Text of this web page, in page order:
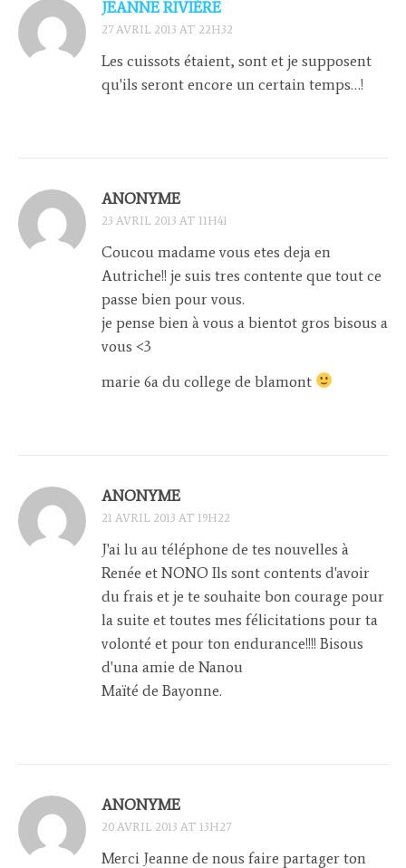
JEANNE RIVIÈRE
27 AVRIL 2013 AT 22H32
Les cuissots étaient, sont et je supposent
qu'ils seront encore un certain temps…!
ANONYME
23 AVRIL 2013 AT 11H41
Coucou madame vous etes deja en
Autriche!! je suis tres contente que tout ce
passe bien pour vous.
je pense bien à vous a bientot gros bisous a
vous <3
marie 6a du college de blamont
ANONYME
21 AVRIL 2013 AT 19H22
J'ai lu au téléphone de tes nouvelles à
Renée et NONO Ils sont contents d'avoir
du frais et je te souhaite bon courage pour
la suite et toutes mes félicitations pour ta
volonté et pour ton endurance!!!! Bisous
d'una amie de Nanou
Maïté de Bayonne.
ANONYME
20 AVRIL 2013 AT 13H27
Merci Jeanne de nous faire partager ton